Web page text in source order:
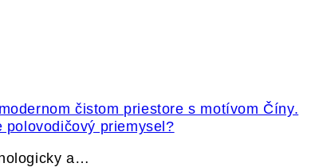
priemysel?
a…